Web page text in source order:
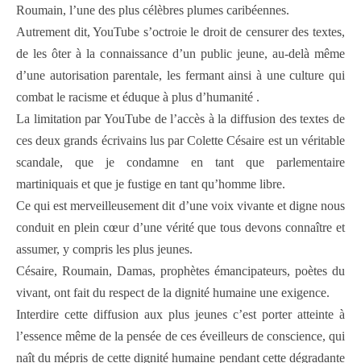
Roumain, l’une des plus célèbres plumes caribéennes.
Autrement dit, YouTube s’octroie le droit de censurer des textes,
de les ôter à la connaissance d’un public jeune, au-delà même
d’une autorisation parentale, les fermant ainsi à une culture qui
combat le racisme et éduque à plus d’humanité .
La limitation par YouTube de l’accès à la diffusion des textes de
ces deux grands écrivains lus par Colette Césaire est un véritable
scandale, que je condamne en tant que parlementaire
martiniquais et que je fustige en tant qu’homme libre.
Ce qui est merveilleusement dit d’une voix vivante et digne nous
conduit en plein cœur d’une vérité que tous devons connaître et
assumer, y compris les plus jeunes.
Césaire, Roumain, Damas, prophètes émancipateurs, poètes du
vivant, ont fait du respect de la dignité humaine une exigence.
Interdire cette diffusion aux plus jeunes c’est porter atteinte à
l’essence même de la pensée de ces éveilleurs de conscience, qui
naît du mépris de cette dignité humaine pendant cette dégradante